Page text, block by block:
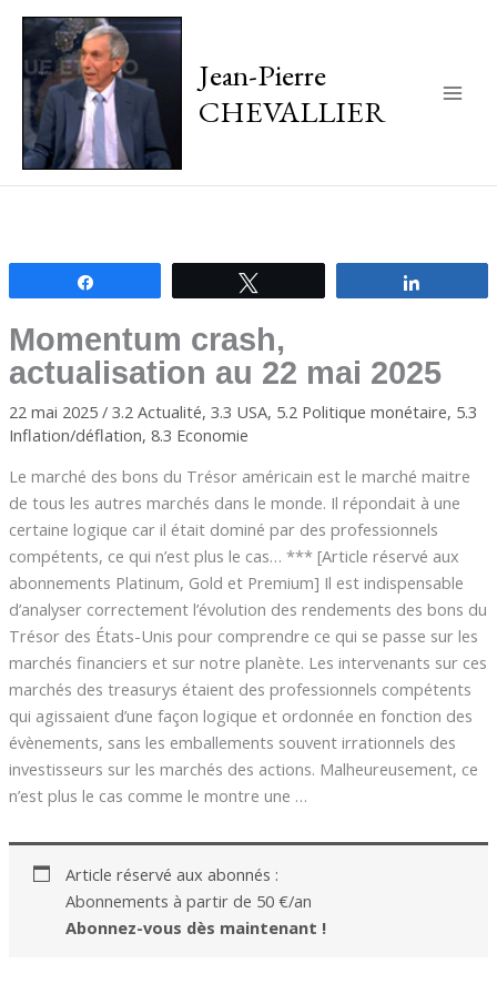
Jean-Pierre
CHEVALLIER
Momentum crash,
actualisation au 22 mai 2025
22 mai 2025 / 3.2 Actualité, 3.3 USA, 5.2 Politique monétaire, 5.3
Inflation/déflation, 8.3 Economie
Le marché des bons du Trésor américain est le marché maitre
de tous les autres marchés dans le monde. Il répondait à une
certaine logique car il était dominé par des professionnels
compétents, ce qui n’est plus le cas… *** [Article réservé aux
abonnements Platinum, Gold et Premium] Il est indispensable
d’analyser correctement l’évolution des rendements des bons du
Trésor des États-Unis pour comprendre ce qui se passe sur les
marchés financiers et sur notre planète. Les intervenants sur ces
marchés des treasurys étaient des professionnels compétents
qui agissaient d’une façon logique et ordonnée en fonction des
évènements, sans les emballements souvent irrationnels des
investisseurs sur les marchés des actions. Malheureusement, ce
n’est plus le cas comme le montre une …
Article réservé aux abonnés :
Abonnements à partir de 50 €/an
Abonnez-vous dès maintenant !